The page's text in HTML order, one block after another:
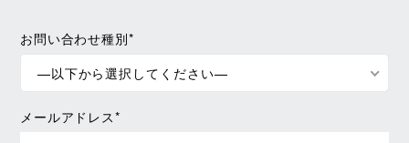
お問い合わせ種別*
—以下から選択してください—
メールアドレス*